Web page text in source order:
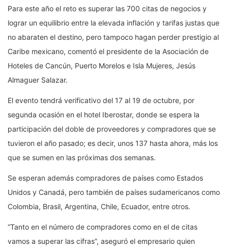
Para este año el reto es superar las 700 citas de negocios y
lograr un equilibrio entre la elevada inflación y tarifas justas que
no abaraten el destino, pero tampoco hagan perder prestigio al
Caribe mexicano, comentó el presidente de la Asociación de
Hoteles de Cancún, Puerto Morelos e Isla Mujeres, Jesús
Almaguer Salazar.
El evento tendrá verificativo del 17 al 19 de octubre, por
segunda ocasión en el hotel Iberostar, donde se espera la
participación del doble de proveedores y compradores que se
tuvieron el año pasado; es decir, unos 137 hasta ahora, más los
que se sumen en las próximas dos semanas.
Se esperan además compradores de países como Estados
Unidos y Canadá, pero también de países sudamericanos como
Colombia, Brasil, Argentina, Chile, Ecuador, entre otros.
“Tanto en el número de compradores como en el de citas
vamos a superar las cifras”, aseguró el empresario quien